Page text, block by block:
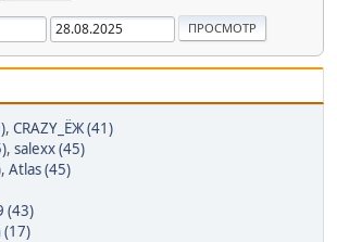
, CRAZY_ЁЖ (41)
, salexx (45)
, Atlas (45)
(43)
(17)